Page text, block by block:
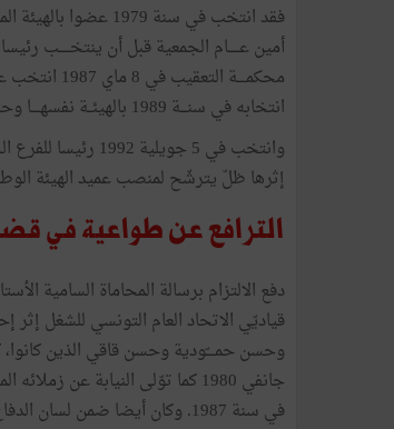
انتخابه في سنـــة 1989 بالهيئــة نفسهــــا وحافظ على هـــذه الخطّة طيلة 5 سنـــوات.
إثرها ظلّ يترشّح لمنصب عميد الهيئة
الترافع عن طواعية في
دفع الالتزام برسالة المحاماة السامية
وحسن حمــــّودية وحسن قاقي الذين
في سنة 1987. وكان أيضا ضمن لسان الدفاع عن حمّة الهمامي في عدّة قضايا جابه بسببها القضاء منها قضية بمحكمــة قابس.